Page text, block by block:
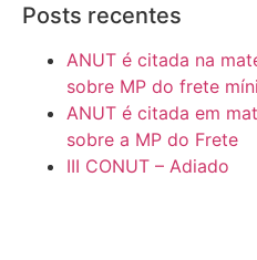
Posts recentes
ANUT é citada na
sobre MP do frete
ANUT é citada em
sobre a MP do Frete
III CONUT – Adiado